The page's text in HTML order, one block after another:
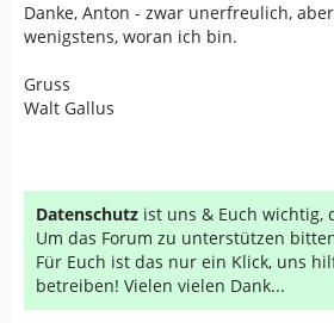
Danke, Anton - zwar unerfreulich,
wenigstens, woran ich bin.
Gruss
Walt Gallus
Datenschutz ist uns & Euch wichtig,
Um das Forum zu unterstützen
Für Euch ist das nur ein Klick, uns
betreiben! Vielen vielen Dank...